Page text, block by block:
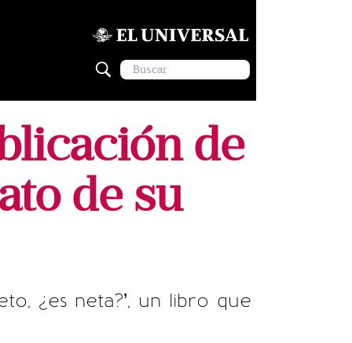
de
de su
¿es neta?’, un libro que